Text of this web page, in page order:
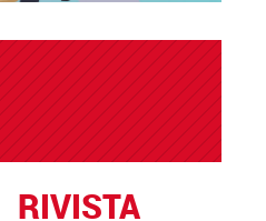
RIVISTA